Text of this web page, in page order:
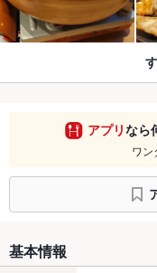
アプリなら
ワン
基本情報